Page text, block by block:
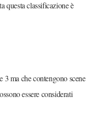
questa classificazione è
3 ma che contengono scene
essere considerati